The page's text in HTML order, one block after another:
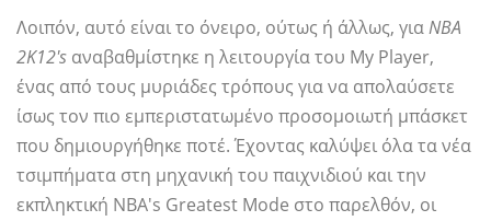
Λοιπόν, αυτό είναι το όνειρο, ούτως ή άλλως, γιαNBA
2K12's αναβαθμίστηκε η λειτουργία του My Player,
ένας από τους μυριάδες τρόπους για να απολαύσετε
ίσως τον πιο εμπεριστατωμένο προσομοιωτή μπάσκετ
που δημιουργήθηκε ποτέ. Έχοντας καλύψει όλα τα νέα
τσιμπήματα στη μηχανική του παιχνιδιού και την
εκπληκτική NBA's Greatest Mode στο παρελθόν, οι